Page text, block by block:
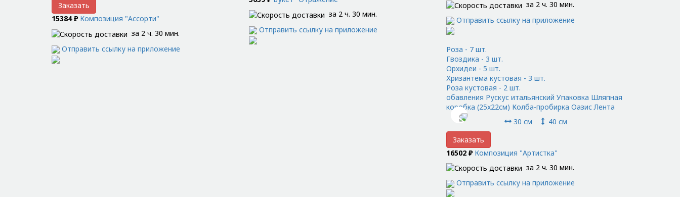
Заказать
15384 ₽ Композиция "Ассорти"
за 2 ч. 30 мин.
Отправить ссылку на приложение
за 2 ч. 30 мин.
Отправить ссылку на приложение
за 2 ч. 30 мин.
Отправить ссылку на приложение
Роза - 7 шт.
Гвоздика - 3 шт.
Орхидеи - 5 шт.
Хризантема кустовая - 3 шт.
Роза кустовая - 2 шт.
обавления Рускус итальянский Упаковка Шляпная
коробка (25x22см) Колба-пробирка Оазис Лента
30 см
40 см
Заказать
16502 ₽ Композиция "Артистка"
за 2 ч. 30 мин.
Отправить ссылку на приложение